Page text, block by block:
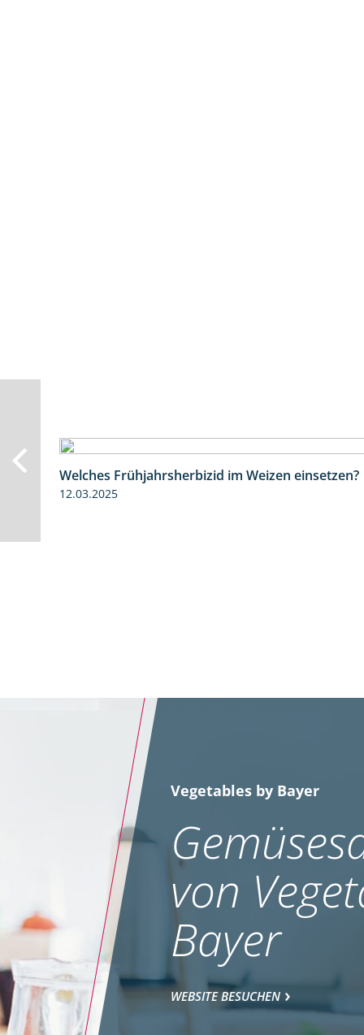
Welches Frühjahrsherbizid im Weizen einsetzen?
12.03.2025
Vegetables by Bayer
von
Bayer
WEBSITE BESUCHEN